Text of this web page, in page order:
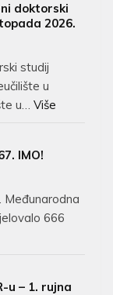
doktorski
2026.
studij
u
u… Više
IMO!
Međunarodna
666
u – 1. rujna